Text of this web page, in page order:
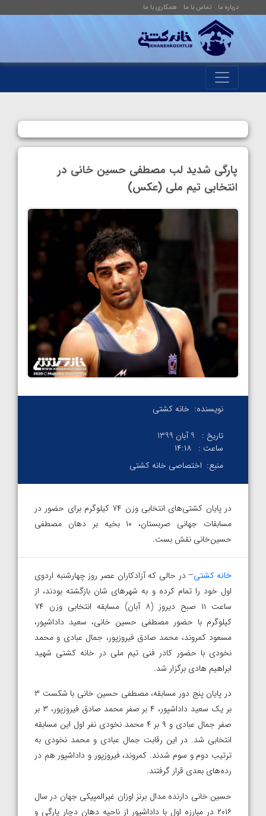
درباره ما تماس با ما همکاری با ما
پارگی شدید لب مصطفی حسین خانی در
انتخابی تیم ملی (عکس)
نویسنده: خانه کشتی
تاریخ :
9 آبان 1399
ساعت : ۱۴:۱۸
منبع: اختصاصی خانه کشتی
در پایان کشتی‌های انتخابی وزن ۷۴ کیلوگرم برای حضور در
مسابقات جهانی صربستان، ۱۰ بخیه بر دهان مصطفی
حسین‌خانی نقش بست.
خانه کشتی– در حالی که آزادکاران عصر روز چهارشنبه اردوی
اول خود را تمام کرده و به شهرهای‌ شان بازگشته بودند، از
ساعت ۱۱ صبح دیروز (۸ آبان) مسابقه انتخابی وزن ۷۴
کیلوگرم با حضور مصطفی حسین‌ خانی، سعید داداشپور،
مسعود کمروند، محمد صادق فیروزپور، جمال عبادی و محمد
نخودی با حضور کادر فنی تیم ملی در خانه کشتی شهید
ابراهیم هادی برگزار شد.
در پایان پنج دور مسابقه، مصطفی حسین ‌خانی با شکست ۳
بر یک سعید داداشپور، ۴ بر صفر محمد صادق فیروزپور، ۳ بر
صفر جمال عبادی و ۹ بر ۴ محمد نخودی نفر اول این مسابقه
انتخابی شد. در این رقابت جمال عبادی و محمد نخودی به
ترتیب دوم و سوم شدند. کمروند، فیروزپور و داداشپور هم در
رده‌های بعدی قرار گرفتند.
حسین‌ خانی دارنده مدال برنز اوزان غیرالمپیکی جهان در سال
۲۰۱۶ در مبارزه اول با داداشپور از ناحیه دهان دچار پارگی و